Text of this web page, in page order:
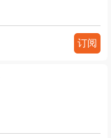
订阅